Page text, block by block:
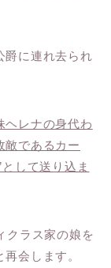
爵に連れ去られ
ヘレナの身代わ
敵であるカー
して送り込ま
クラス家の娘を
会します。